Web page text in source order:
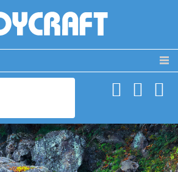
取扱説明書
MANUAL
MOVIE
お問い合わせ
CONTACT
フト ５月のイベ
ュール|イベント